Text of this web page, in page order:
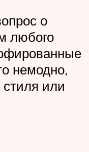
о
любого
немодно,
стиля или